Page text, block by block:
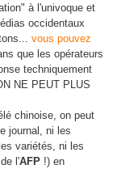
à l'univoque et
occidentaux
vous pouvez
que les opérateurs
techniquement
NE PEUT PLUS
chinoise, on peut
journal, ni les
variétés, ni les
l'AFP !) en